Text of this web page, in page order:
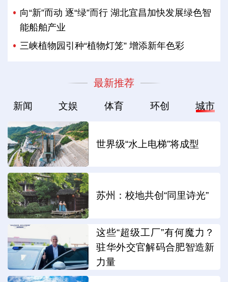
向“新”而动 逐“绿”而行 湖北宜昌加快发展绿色智
能船舶产业
三峡植物园引种“植物灯笼” 增添新年色彩
最新推荐
新闻 文娱 体育 环创 城市
世界级“水上电梯”将成型
苏州：校地共创“同里诗光”
这些“超级工厂”有何魔力？
驻华外交官解码合肥智造新
力量